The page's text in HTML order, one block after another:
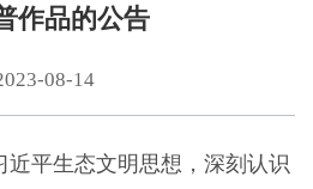
作品的公告
08-14
平生态文明思想，深刻认识